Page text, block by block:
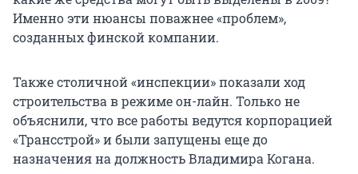
Именно эти нюансы поважнее «проблем»,
созданных финской компании.
Также столичной «инспекции» показали ход
строительства в режиме он-лайн. Только не
объяснили, что все работы ведутся корпорацией
«Трансстрой» и были запущены еще до
назначения на должность Владимира Когана.